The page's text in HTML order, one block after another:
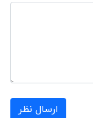
ارسال نظر